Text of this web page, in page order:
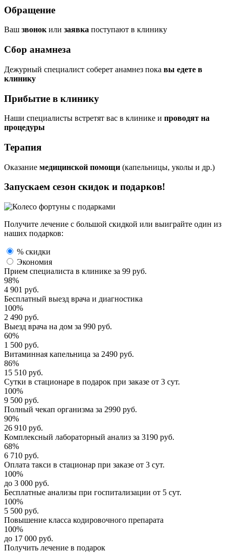
Обращение
Ваш звонокили заявка поступают в клинику
Сбор анамнеза
Дежурный специалист соберет анамнез пока вы едете в
клинику
Прибытие в клинику
Наши специалисты встретят вас в клинике и проводят на
процедуры
Терапия
Оказание медицинской помощи (капельницы, уколы и др.)
Запускаем сезон скидок и подарков!
Получите лечение с большой скидкой или выиграйте один из
наших подарков:
% скидки
Экономия
Прием специалиста в клинике за 99 руб.
98%
4 901 руб.
Бесплатный выезд врача и диагностика
100%
2 490 руб.
Выезд врача на дом за 990 руб.
60%
1 500 руб.
Витаминная капельница за 2490 руб.
86%
15 510 руб.
Сутки в стационаре в подарок при заказе от 3 сут.
100%
9 500 руб.
Полный чекап организма за 2990 руб.
90%
26 910 руб.
Комплексный лабораторный анализ за 3190 руб.
68%
6 710 руб.
Оплата такси в стационар при заказе от 3 сут.
100%
до 3 000 руб.
Бесплатные анализы при госпитализации от 5 сут.
100%
5 500 руб.
Повышение класса кодировочного препарата
100%
до 17 000 руб.
Получить лечение в подарок